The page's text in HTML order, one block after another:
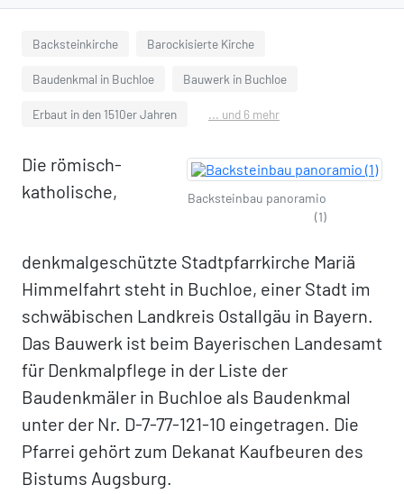
Backsteinkirche Barockisierte Kirche
Baudenkmal in Buchloe Bauwerk in Buchloe
Erbaut in den 1510er Jahren ... und 6 mehr
Backsteinbau panoramio
(1)
Die römisch-
katholische,
denkmalgeschützte Stadtpfarrkirche Mariä
Himmelfahrt steht in Buchloe, einer Stadt im
schwäbischen Landkreis Ostallgäu in Bayern.
Das Bauwerk ist beim Bayerischen Landesamt
für Denkmalpflege in der Liste der
Baudenkmäler in Buchloe als Baudenkmal
unter der Nr. D-7-77-121-10 eingetragen. Die
Pfarrei gehört zum Dekanat Kaufbeuren des
Bistums Augsburg.